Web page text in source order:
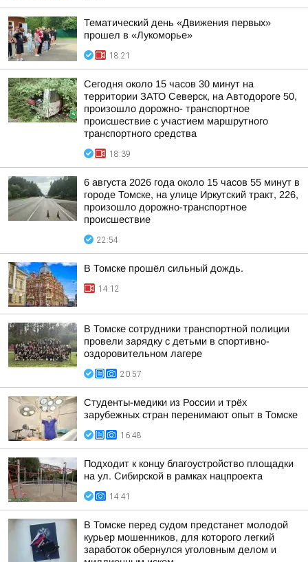
Тематический день «Движения первых»
прошел в «Лукоморье»
18:21
Сегодня около 15 часов 30 минут на
территории ЗАТО Северск, на Автодороге 50,
произошло дорожно- транспортное
происшествие с участием маршрутного
транспортного средства
18:39
6 августа 2026 года около 15 часов 55 минут в
городе Томске, на улице Иркутский тракт, 226,
произошло дорожно-транспортное
происшествие
22:54
В Томске прошёл сильный дождь.
14:12
В Томске сотрудники транспортной полиции
провели зарядку с детьми в спортивно-
оздоровительном лагере
20:57
Студенты-медики из России и трёх
зарубежных стран перенимают опыт в Томске
16:48
Подходит к концу благоустройство площадки
на ул. Сибирской в рамках нацпроекта
14:41
В Томске перед судом предстанет молодой
курьер мошенников, для которого легкий
заработок обернулся уголовным делом и